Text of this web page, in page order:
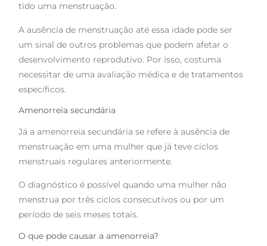
tido uma menstruação.
A ausência de menstruação até essa idade pode ser
um sinal de outros problemas que podem afetar o
desenvolvimento reprodutivo. Por isso, costuma
necessitar de uma avaliação médica e de tratamentos
específicos.
Amenorreia secundária
Já a amenorreia secundária se refere à ausência de
menstruação em uma mulher que já teve ciclos
menstruais regulares anteriormente.
O diagnóstico é possível quando uma mulher não
menstrua por três ciclos consecutivos ou por um
período de seis meses totais.
O que pode causar a amenorreia?